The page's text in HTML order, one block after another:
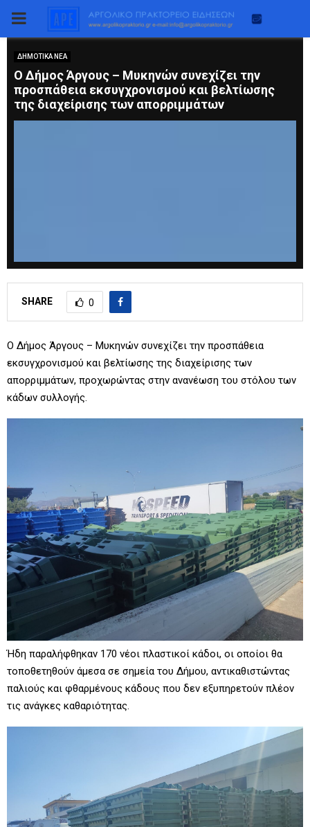
PRIMARY
MENU
ΔΗΜΟΤΙΚΑ ΝΕΑ
Ο Δήμος Άργους – Μυκηνών συνεχίζει την
προσπάθεια εκσυγχρονισμού και βελτίωσης
της διαχείρισης των απορριμμάτων
SHARE 0
Ο Δήμος Άργους – Μυκηνών συνεχίζει την προσπάθεια
εκσυγχρονισμού και βελτίωσης της διαχείρισης των
απορριμμάτων, προχωρώντας στην ανανέωση του στόλου των
κάδων συλλογής.
Ήδη παραλήφθηκαν 170 νέοι πλαστικοί κάδοι, οι οποίοι θα
τοποθετηθούν άμεσα σε σημεία του Δήμου, αντικαθιστώντας
παλιούς και φθαρμένους κάδους που δεν εξυπηρετούν πλέον
τις ανάγκες καθαριότητας.